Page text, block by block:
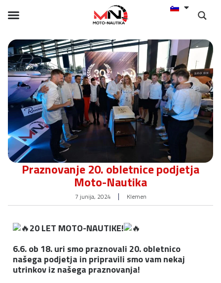
Praznovanje 20. obletnice podjetja
Moto-Nautika
7 junija, 2024 Klemen
20 LET MOTO-NAUTIKE!
6.6. ob 18. uri smo praznovali 20. obletnico
našega podjetja in pripravili smo vam nekaj
utrinkov iz našega praznovanja!